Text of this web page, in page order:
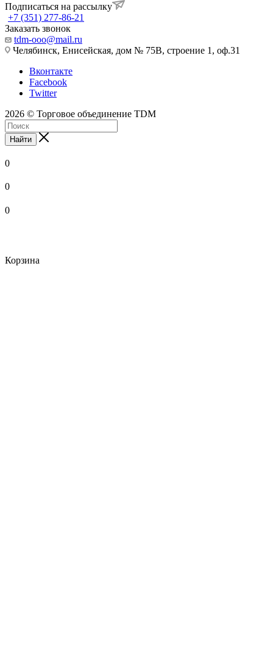
Подписаться на рассылку
+7 (351) 277-86-21
Заказать звонок
tdm-ooo@mail.ru
Челябинск, Енисейская, дом № 75В, строение 1, оф.31
Вконтакте
Facebook
Twitter
2026 © Торговое объединение TDM
Найти
0
0
0
Корзина